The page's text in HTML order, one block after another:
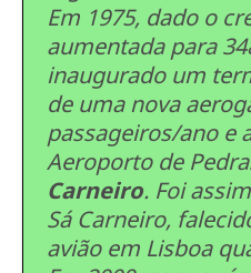
Em 1975, dado o
aumentada para
inaugurado um
de uma nova
passageiros/ano e
Aeroporto de
Carneiro. Foi
Sá Carneiro,
avião em Lisboa